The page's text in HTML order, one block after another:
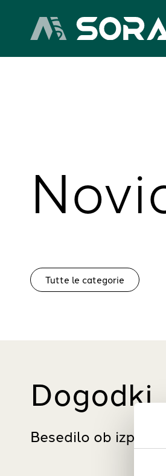
Tutte le categorie
Dogodki
Besedilo ob